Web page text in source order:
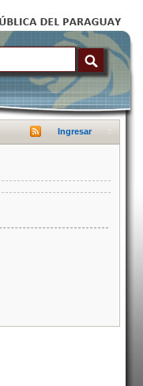
Ingresar